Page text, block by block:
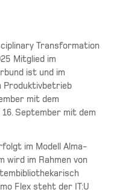
Transformation
Mitglied im
ist und im
Produktivbetrieb
mit dem
September mit dem
im Modell Alma-
wird im Rahmen von
Flex steht der IT:U